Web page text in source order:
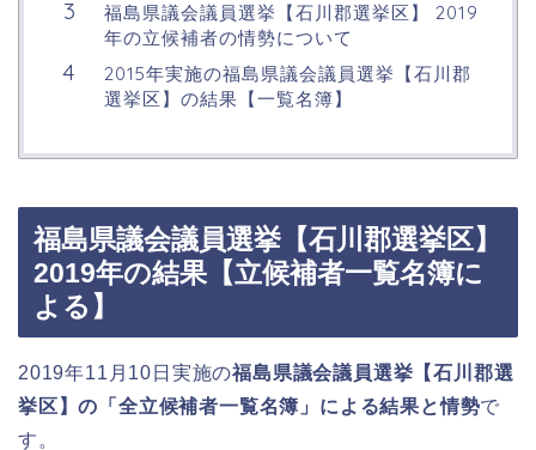
福島県議会議員選挙【石川郡選挙区】 2019
年の立候補者の情勢について
2015年実施の福島県議会議員選挙【石川郡
選挙区】の結果【一覧名簿】
福島県議会議員選挙【石川郡選挙区】
2019年の結果【立候補者一覧名簿に
よる】
2019年11月10日実施の福島県議会議員選挙【石川郡選
挙区】の「全立候補者一覧名簿」による結果と情勢で
す。